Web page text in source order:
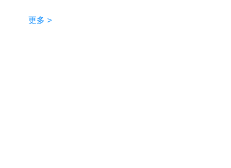
更多 >